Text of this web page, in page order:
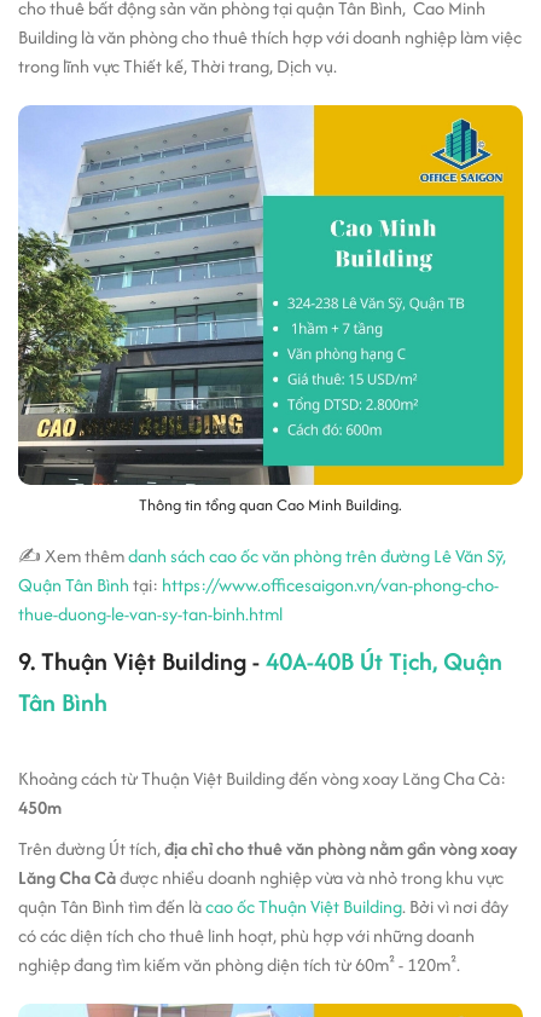
cho thuê bất động sản văn phòng tại quận Tân Bình, Cao Minh
Building là văn phòng cho thuê thích hợp với doanh nghiệp làm việc
trong lĩnh vực Thiết kế, Thời trang, Dịch vụ.
Thông tin tổng quan Cao Minh Building.
✍ Xem thêmdanh sách cao ốc văn phòng trên đường Lê Văn Sỹ,
Quận Tân Bìnhtại: https://www.officesaigon.vn/van-phong-cho-
thue-duong-le-van-sy-tan-binh.html
9. Thuận Việt Building -40A-40B Út Tịch, Quận
Tân Bình
Khoảng cách từ Thuận Việt Building đến vòng xoay Lăng Cha Cả:
450m
Trên đường Út tích,địa chỉ cho thuê văn phòng nằm gần vòng xoay
Lăng Cha Cảđược nhiều doanh nghiệp vừa và nhỏ trong khu vực
quận Tân Bình tìm đến làcao ốc Thuận Việt Building. Bởi vì nơi đây
có các diện tích cho thuê linh hoạt, phù hợp với những doanh
nghiệp đang tìm kiếm văn phòng diện tích từ 60m² - 120m².